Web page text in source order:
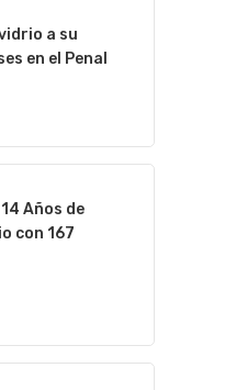
a su
en el Penal
Años de
con 167